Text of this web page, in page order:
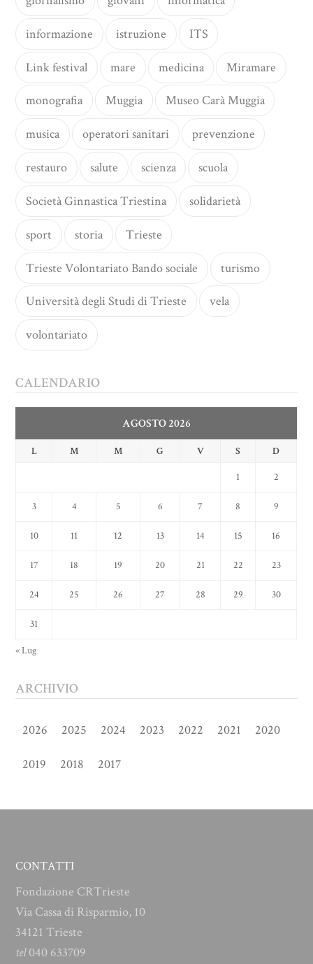
informazione istruzione ITS
Link festival mare medicina Miramare
monografia Muggia Museo Carà Muggia
musica operatori sanitari prevenzione
restauro salute scienza scuola
Società Ginnastica Triestina solidarietà
sport storia Trieste
Trieste Volontariato Bando sociale turismo
Università degli Studi di Trieste vela
volontariato
CALENDARIO
AGOSTO 2026
L M M G V S D
1 2
3 4 5 6 7 8 9
10 11 12 13 14 15 16
17 18 19 20 21 22 23
24 25 26 27 28 29 30
31
« Lug
ARCHIVIO
2026 2025 2024 2023 2022 2021 2020
2019 2018 2017
CONTATTI
Fondazione CRTrieste
Via Cassa di Risparmio, 10
34121 Trieste
tel040 633709